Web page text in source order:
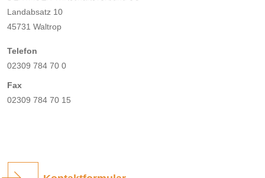
Landabsatz 10
45731 Waltrop
Telefon
02309 784 70 0
Fax
02309 784 70 15